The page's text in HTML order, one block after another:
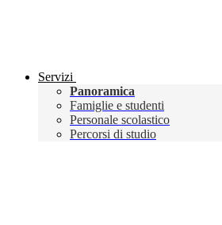
Servizi
Panoramica
Famiglie e studenti
Personale scolastico
Percorsi di studio